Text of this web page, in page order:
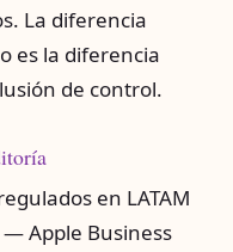
La diferencia
es la diferencia
de control.
en LATAM
Apple Business